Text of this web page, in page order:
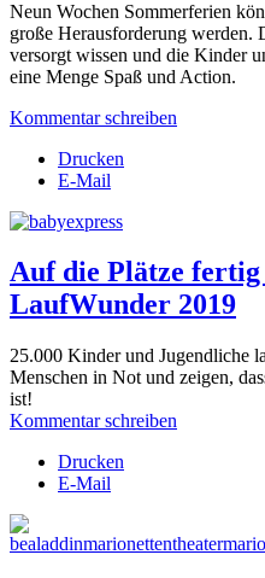
Neun Wochen Sommerferien
große Herausforderung werden.
versorgt wissen und die Kinder
eine Menge Spaß und Action.
Kommentar schreiben
Drucken
E-Mail
Auf die Plätze
LaufWunder 2019
25.000 Kinder und Jugendliche
Menschen in Not und zeigen,
ist!
Kommentar schreiben
Drucken
E-Mail